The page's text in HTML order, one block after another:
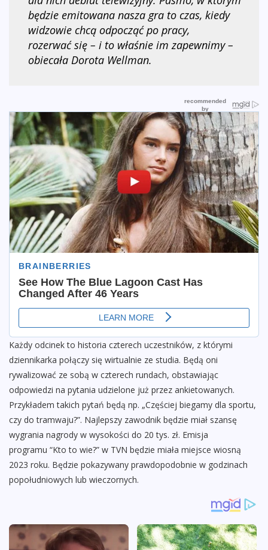
będzie emitowana nasza gra to czas, kiedy
widzowie chcą odpocząć po pracy,
rozerwać się – i to właśnie im zapewnimy –
obiecała Dorota Wellman.
Każdy odcinek to historia czterech uczestników, z którymi
dziennikarka połączy się wirtualnie ze studia. Będą oni
rywalizować ze sobą w czterech rundach, obstawiając
odpowiedzi na pytania udzielone już przez ankietowanych.
Przykładem takich pytań będą np. „Częściej biegamy dla sportu,
czy do tramwaju?”. Najlepszy zawodnik będzie miał szansę
wygrania nagrody w wysokości do 20 tys. zł. Emisja
programu “Kto to wie?” w TVN będzie miała miejsce wiosną
2023 roku. Będzie pokazywany prawdopodobnie w godzinach
popołudniowych lub wieczornych.